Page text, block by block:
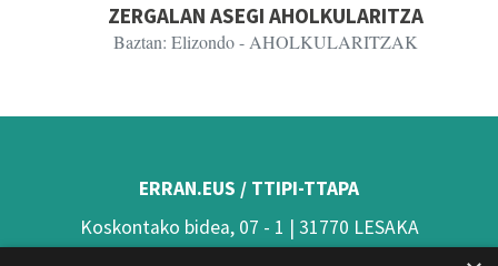
ZERGALAN ASEGI AHOLKULARITZA
Baztan: Elizondo- AHOLKULARITZAK
ERRAN.EUS / TTIPI-TTAPA
Koskontako bidea, 07 - 1 | 31770 LESAKA